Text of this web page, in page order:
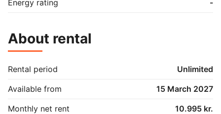
Energy rating
-
About rental
Rental period
Unlimited
Available from
15 March 2027
Monthly net rent
10.995 kr.